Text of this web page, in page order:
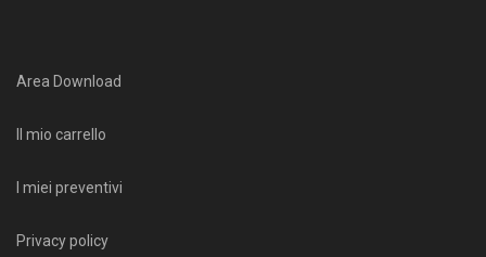
Area Download
Il mio carrello
I miei preventivi
Privacy policy